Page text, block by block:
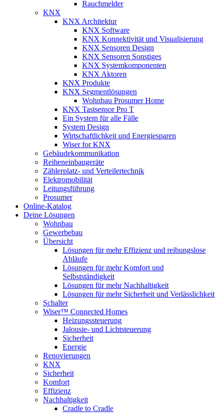
Rauchmelder
KNX
KNX Architektur
KNX Software
KNX Konnektivität und Visualisierung
KNX Sensoren Design
KNX Sensoren Sonstiges
KNX Systemkomponenten
KNX Aktoren
KNX Produkte
KNX Segmentlösungen
Wohnbau Prosumer Home
KNX Tastsensor Pro T
Ein System für alle Fälle
System Design
Wirtschaftlichkeit und Energiesparen
Wiser for KNX
Gebäudekommunikation
Reiheneinbaugeräte
Zählerplatz- und Verteilertechnik
Elektromobilität
Leitungsführung
Prosumer
Online-Katalog
Deine Lösungen
Wohnbau
Gewerbebau
Übersicht
Lösungen für mehr Effizienz und reibungslose
Abläufe
Lösungen für mehr Komfort und
Selbstständigkeit
Lösungen für mehr Nachhaltigkeit
Lösungen für mehr Sicherheit und Verlässlichkeit
Schalter
Wiser™ Connected Homes
Heizungssteuerung
Jalousie- und Lichtsteuerung
Sicherheit
Energie
Renovierungen
KNX
Sicherheit
Komfort
Effizienz
Nachhaltigkeit
Cradle to Cradle